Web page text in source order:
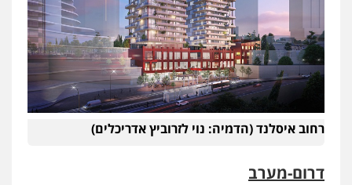
רחוב איסלנד (הדמיה: נוי לזרוביץ אדריכלים)
דרום-מערב
גיל דביר – משרד עורכי דין
פלילי פשיעה כלכלית צווארון לבן
0506217771
עו"ד יאיר בן סימון